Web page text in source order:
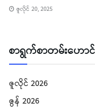
ဇူလိုင် 20, 2025
စာရွက်စာတမ်းဟောင်း
ဇူလိုင် 2026
ဇွန် 2026